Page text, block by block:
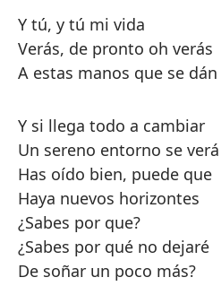
Y tú, y tú mi vida
Verás, de pronto oh verás
A estas manos que se dán
Y si llega todo a cambiar
Un sereno entorno se verá
Has oído bien, puede que
Haya nuevos horizontes
¿Sabes por que?
¿Sabes por qué no dejaré
De soñar un poco más?